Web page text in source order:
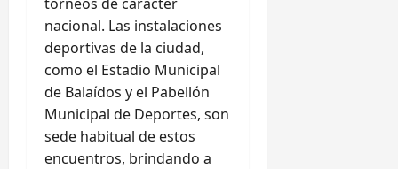
nacional. Las instalaciones
deportivas de la ciudad,
como el Estadio Municipal
de Balaídos y el Pabellón
Municipal de Deportes, son
sede habitual de estos
encuentros, brindando a